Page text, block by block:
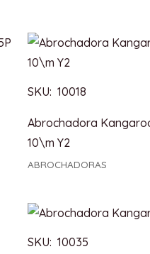
SKU: 10018
Abrochadora
10\m Y2
ABROCHADORAS
SKU: 10035